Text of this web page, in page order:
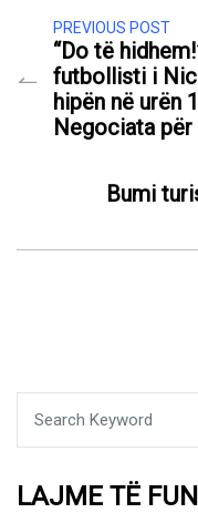
PREVIOUS POST
“Do të
futbollisti i
hipën në urën
Negociata
Bumi
LAJME TË